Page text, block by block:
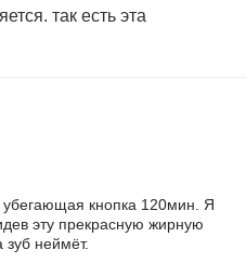
так есть эта
кнопка 120мин. Я
эту прекрасную жирную
зуб неймёт.